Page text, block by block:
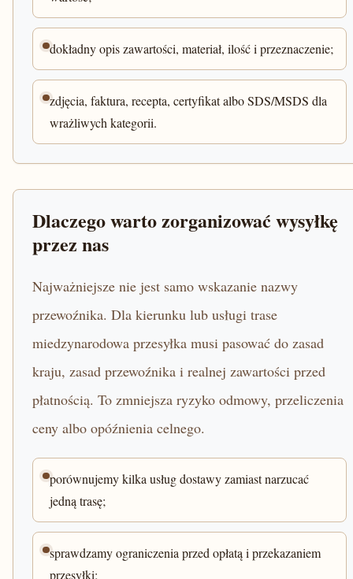
dokładny opis zawartości, materiał, ilość i przeznaczenie;
zdjęcia, faktura, recepta, certyfikat albo SDS/MSDS dla
wrażliwych kategorii.
Dlaczego warto zorganizować wysyłkę
przez nas
Najważniejsze nie jest samo wskazanie nazwy
przewoźnika. Dla kierunku lub usługi trase
miedzynarodowa przesyłka musi pasować do zasad
kraju, zasad przewoźnika i realnej zawartości przed
płatnością. To zmniejsza ryzyko odmowy, przeliczenia
ceny albo opóźnienia celnego.
porównujemy kilka usług dostawy zamiast narzucać
jedną trasę;
sprawdzamy ograniczenia przed opłatą i przekazaniem
przesyłki;